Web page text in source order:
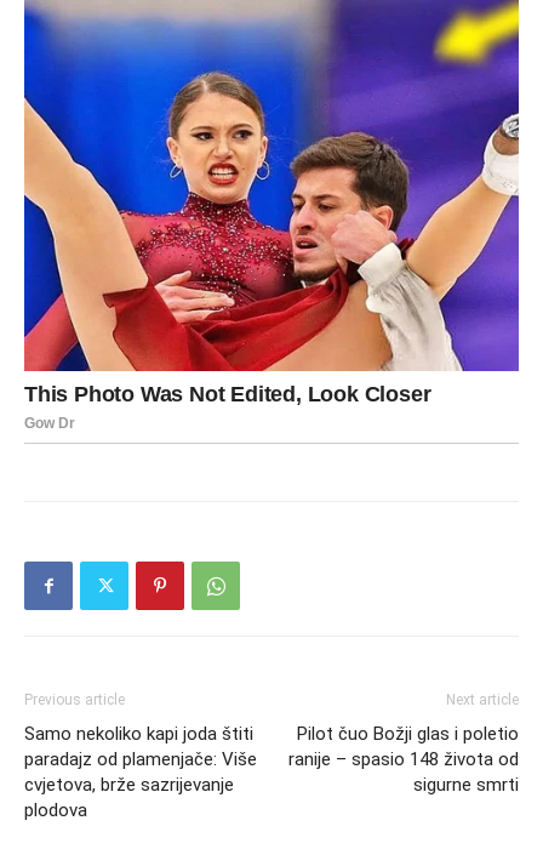
Previous article
Samo nekoliko kapi joda štiti
paradajz od plamenjače: Više
cvjetova, brže sazrijevanje
plodova
Next article
Pilot čuo Božji glas i poletio
ranije – spasio 148 života od
sigurne smrti